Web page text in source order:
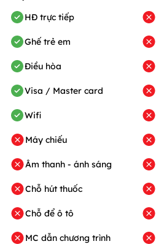
HĐ trực tiếp
Ghế trẻ em
Điều hòa
Visa / Master card
Wifi
Máy chiếu
Âm thanh - ánh sáng
Chỗ hút thuốc
Chỗ để ô tô
MC dẫn chương trình